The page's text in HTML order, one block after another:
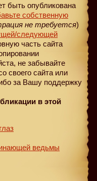
быть опубликована
собственную
не требуется)
/следующей
часть сайта
не забывайте
своего сайта или
за Вашу поддержку
в этой
ведьмы